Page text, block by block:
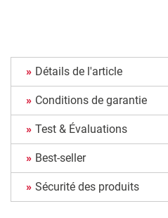
Détails de l'article
Conditions de garantie
Test & Évaluations
Best-seller
Sécurité des produits